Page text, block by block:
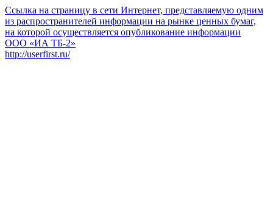
Ссылка на страницу в сети Интернет, представляемую одним
из распространителей информации на рынке ценных бумаг,
на которой осуществляется опубликование информации
ООО «ИА ТБ-2»
http://userfirst.ru/